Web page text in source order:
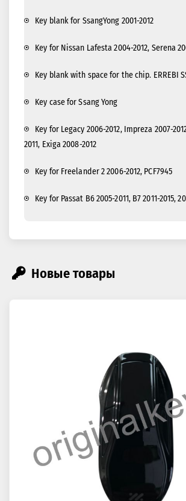
Key blank for SsangYong 2001-2012
Key for Nissan Lafesta 2004-2012, Serena
Key blank with space for the chip. ERREBI
Key case for Ssang Yong
Key for Legacy 2006-2012, Impreza 2007-
2011, Exiga 2008-2012
Key for Freelander 2 2006-2012, PCF7945
Key for Passat B6 2005-2011, B7 2011-2015,
Новые товары